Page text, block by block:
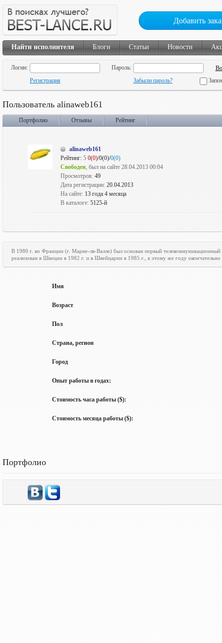
Добавить
Найти исполнителя Блоги Статьи Новости
Логин:
Пароль:
Регистрация
Забыли пароль?
Пользователь alinaweb161
Портфолио Отзывы Рейтинг
alinaweb161
Рейтинг: 5 0(0)/0(0)/0(0)
Свободен, был на сайте 28.04.2013 00:04
Просмотров: 49
Дата регистрации: 20.04.2013
На сайте: 13 года 4 месяца
В каталоге: 5125-й
В 1980 г. во Франции (г. Марне-ля-Валле) был основан первый
реализован в Швеции в 1982 г. и в Швейцарии в 1985 г., к этому же году
Имя
Возраст
Пол
Страна, регион
Город
Опыт работы в годах:
Стоимость часа работы ($):
Стоимость месяца работы ($):
Портфолио